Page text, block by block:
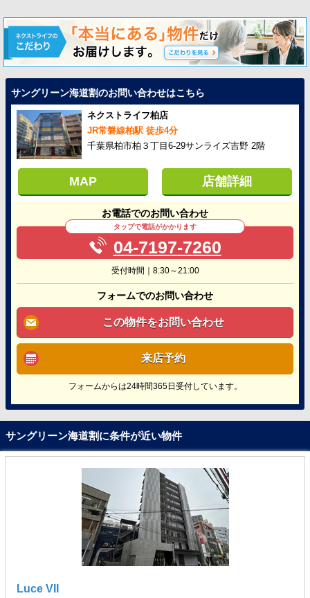
サングリーン海道割のお問い合わせはこちら
ネクストライフ柏店
JR常磐線柏駅 徒歩4分
千葉県柏市柏３丁目6-29サンライズ吉野 2階
MAP 店舗詳細
お電話でのお問い合わせ
タップで電話がかかります
04-7197-7260
受付時間｜8:30～21:00
フォームでのお問い合わせ
この物件をお問い合わせ
来店予約
フォームからは24時間365日受付しています。
サングリーン海道割に条件が近い物件
Luce VII